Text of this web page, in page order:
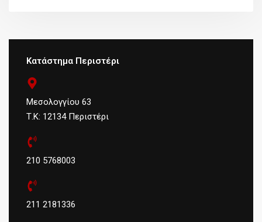
Κατάστημα Περιστέρι
Μεσολογγίου 63
Τ.Κ: 12134 Περιστέρι
210 5768003
211 2181336